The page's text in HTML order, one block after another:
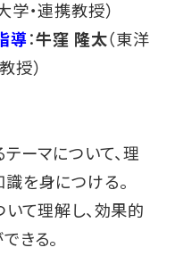
学・連携教授）
導：牛窪 隆太（東洋
授）
ーマについて、理
を身につける。
て理解し、効果的
きる。